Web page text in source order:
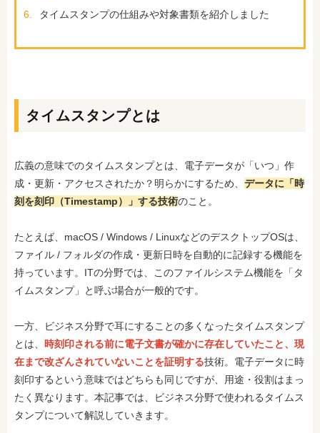
6. タイムスタンプの仕組みや対象書類を紹介しました
タイムスタンプとは
広義の意味でのタイムスタンプとは、電子データが「いつ」作
成・更新・アクセスされたか？明らかにするため、 データに「時
刻を刻印（Timestamp）」する技術のこと。
たとえば、macOS / Windows / LinuxなどのデスクトップOSは、
ファイル / フォルダの作成・更新日時を自動的に記録する機能を
持っています。ITの分野では、このファイルシステム機能を「タ
イムスタンプ」と呼ぶ場合が一般的です。
一方、ビジネス分野で耳にすることの多くなったタイムスタンプ
とは、 時刻印される前に電子文書が確かに存在していたこと、現
在まで改ざんされていないことを証明する技術。電子データに時
刻印するという意味ではどちらも同じですが、用途・役割はまっ
たく異なります。本記事では、ビジネス分野で使われるタイムス
タンプについて解説していきます。